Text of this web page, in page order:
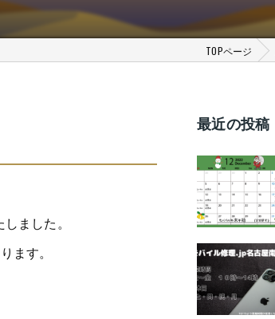
TOPページ
ました。
ます。
最近の投稿